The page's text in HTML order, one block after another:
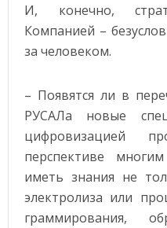
И, конечно,
Компанией –
за человеком.
– Появятся ли в
РУСАЛа новые
цифровизацией
перспективе
иметь знания не
электролиза или
граммирования,